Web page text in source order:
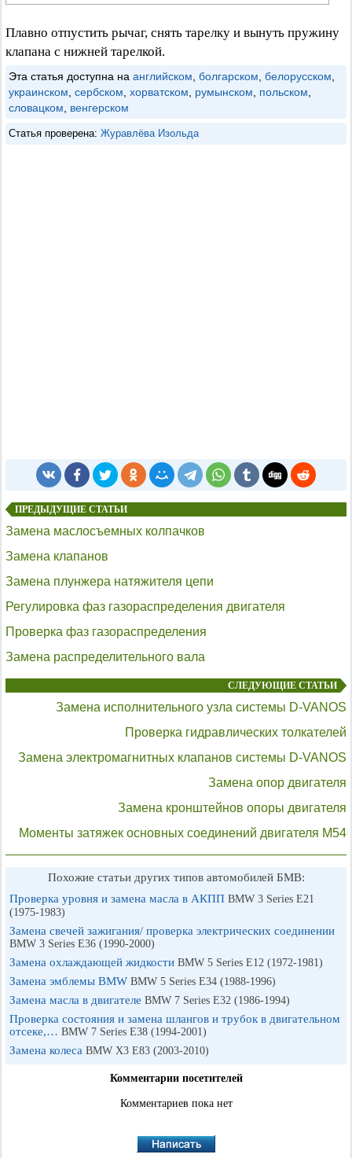
Плавно отпустить рычаг, снять тарелку и вынуть пружину
клапана с нижней тарелкой.
Эта статья доступна на английском болгарском белорусском
украинском сербском хорватском румынском польском
словацком
венгерском
Статья проверена: Журавлёва Изольда
ПРЕДЫДУЩИЕ СТАТЬИ
Замена маслосъемных колпачков
Замена клапанов
Замена плунжера натяжителя цепи
Регулировка фаз газораспределения двигателя
Проверка фаз газораспределения
Замена распределительного вала
СЛЕДУЮЩИЕ СТАТЬИ
Замена исполнительного узла системы D-VANOS
Проверка гидравлических толкателей
Замена электромагнитных клапанов системы D-VANOS
Замена опор двигателя
Замена кронштейнов опоры двигателя
Моменты затяжек основных соединений двигателя М54
Похожие статьи других типов автомобилей БМВ:
Проверка уровня и замена масла в АКПП BMW 3 Series E21
(1975-1983)
Замена свечей зажигания/ проверка электрических соединении
BMW 3 Series E36 (1990-2000)
Замена охлаждающей жидкости BMW 5 Series E12 (1972-1981)
Замена эмблемы BMW BMW 5 Series E34 (1988-1996)
Замена масла в двигателе BMW 7 Series E32 (1986-1994)
Проверка состояния и замена шлангов и трубок в двигательном
отсеке,… BMW 7 Series E38 (1994-2001)
Замена колеса BMW X3 E83 (2003-2010)
Комментарии посетителей
Комментариев пока нет